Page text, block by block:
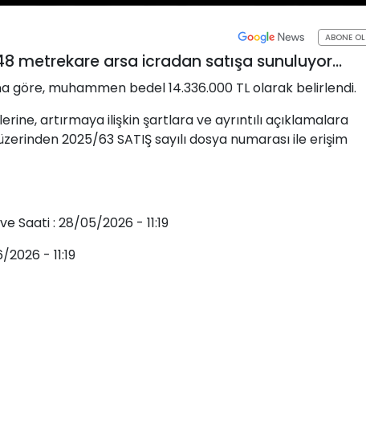
ABONE OL
metrekare arsa icradan satışa sunuluyor...
göre, muhammen bedel 14.336.000 TL olarak belirlendi.
artırmaya ilişkin şartlara ve ayrıntılı açıklamalara
2025/63 SATIŞ sayılı dosya numarası ile erişim
Saati : 28/05/2026 - 11:19
- 11:19